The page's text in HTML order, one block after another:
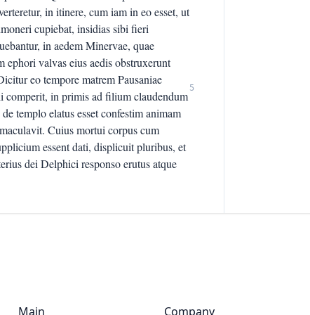
in itinere, cum iam in eo esset, ut
cupiebat, insidias sibi fieri
in aedem Minervae, quae
ephori valvas eius aedis obstruxerunt
eo tempore matrem Pausaniae
comperit, in primis ad filium claudendum
templo elatus esset confestim animam
Cuius mortui corpus cum
essent dati, displicuit pluribus, et
dei Delphici responso erutus atque
5
Main Company